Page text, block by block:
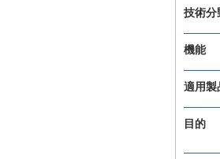
技術分
機能
適用製
目的